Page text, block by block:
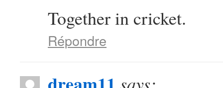
Together in cricket.
Répondre